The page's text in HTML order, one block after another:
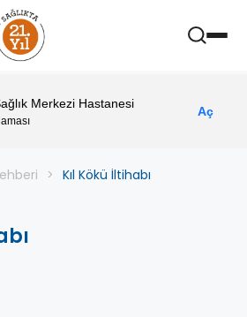
Merkezi Hastanesi
Aç
Kıl Kökü İltihabı